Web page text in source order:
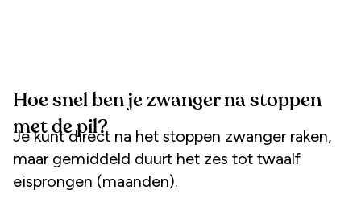
Hoe snel ben je zwanger na stoppen
met de pil?
Je kunt direct na het stoppen zwanger raken,
maar gemiddeld duurt het zes tot twaalf
eisprongen (maanden).